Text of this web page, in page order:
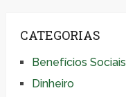
CATEGORIAS
Benefícios Sociais
Dinheiro